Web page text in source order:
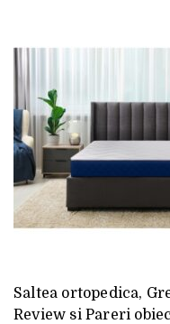
Saltea ortopedica,
Review si Pareri